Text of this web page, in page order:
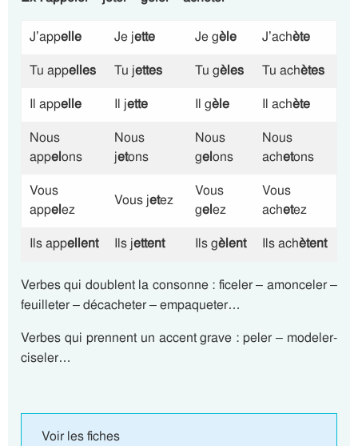
J’appelle Je jette Je gèle J’achète
Tu appelles Tu jettes Tu gèles Tu achètes
Il appelle Il jette Il gèle Il achète
Nous
appelons
Nous
jetons
Nous
gelons
Nous
achetons
Vous
appelez
Vous jetez
Vous
gelez
Vous
achetez
Ils appellent Ils jettent Ils gèlent Ils achètent
Verbes qui doublent la consonne : ficeler – amonceler –
feuilleter – décacheter – empaqueter…
Verbes qui prennent un accent grave : peler – modeler-
ciseler…
Voir les fiches